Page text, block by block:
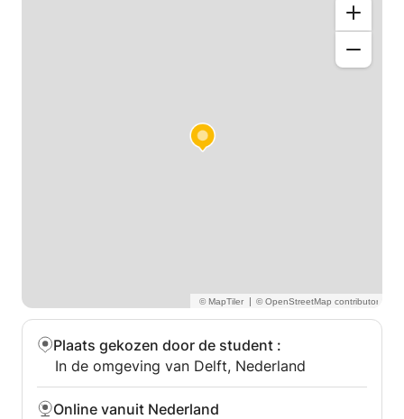
Delft en Zoetermeer, zowel fysiek als online. Andere
met ADHD/ADD, dyslexie en leerproblemen. Indien
gewenst zijn referenties van oud-leerlingen
|
Plaats gekozen door de student :
In de omgeving van Delft, Nederland
Online vanuit Nederland